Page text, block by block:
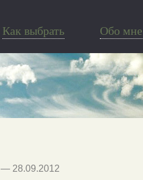
Как выбрать Обо мне
— 28.09.2012